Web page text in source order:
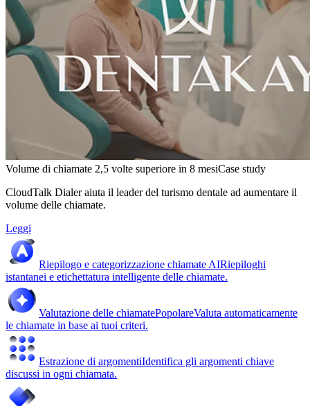
Volume di chiamate 2,5 volte superiore in 8 mesiCase study
CloudTalk Dialer aiuta il leader del turismo dentale ad aumentare il
volume delle chiamate.
Leggi
Riepilogo e categorizzazione chiamate AIRiepiloghi
istantanei e etichettatura intelligente delle chiamate.
Valutazione delle chiamatePopolareValuta automaticamente
le chiamate in base ai tuoi criteri.
Estrazione di argomentiIdentifica gli argomenti chiave
discussi in ogni chiamata.